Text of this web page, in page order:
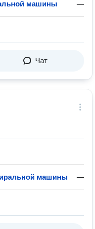
машины —
Чат
машины —